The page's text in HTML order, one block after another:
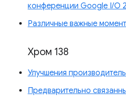
конференции Google I/O
Различные важные
Хром 138
Улучшения
Предварительно